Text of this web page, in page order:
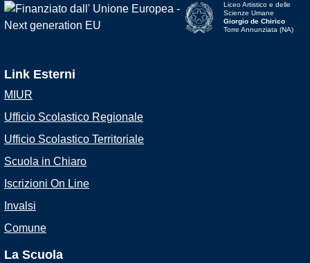
Liceo Artistico e delle
Scienze Umane
Giorgio de Chirico
Torre Annunziata (NA)
Link Esterni
MIUR
Ufficio Scolastico Regionale
Ufficio Scolastico Territoriale
Scuola in Chiaro
Iscrizioni On Line
Invalsi
Comune
La Scuola